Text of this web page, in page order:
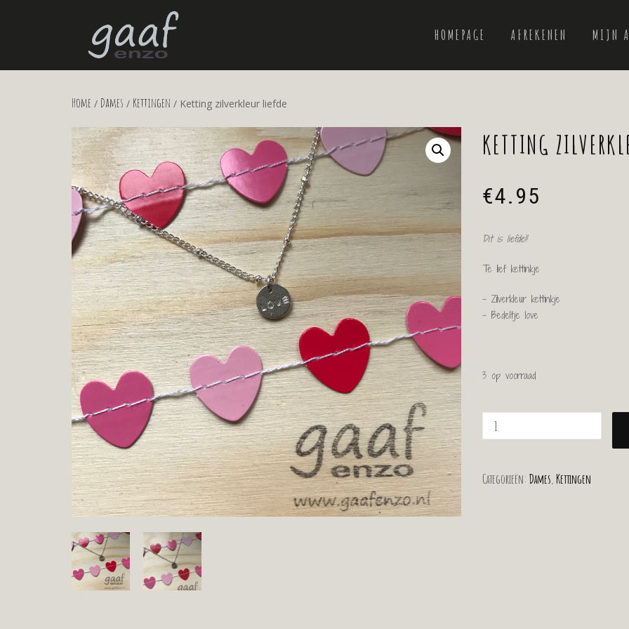
HOMEPAGE AFREKENEN MIJN
Home / Dames / Kettingen / Ketting zilverkleur liefde
KETTING
€4.95
Dit is liefde!!
Te lief kettinkje
– Zilverkleur kettinkje
– Bedeltje love
3 op voorraad
Categorieën: Dames Kettingen